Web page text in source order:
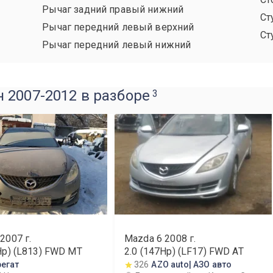
Рычаг задний правый нижний
Рычаг передний левый верхний
Рычаг передний левый нижний
2012 в разборе 3
2007г.
(L813) FWD MT
Mazda 6 2008 г.
2.0 (147Hp) (LF17) FWD AT
326 AZO auto| АЗО авто